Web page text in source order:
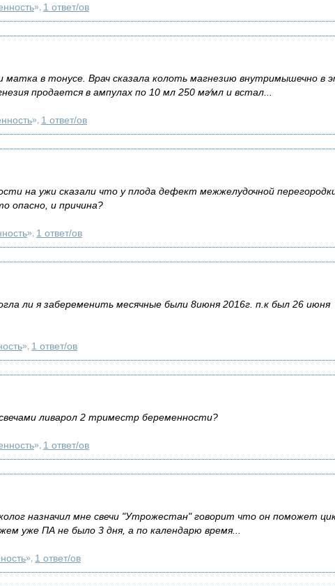
», 1 ответ/ов
матка в тонусе. Врач сказала колоть магнезию внутримышечно в
продается в ампулах по 10 мл 250 мг⁄мл и встал...
», 1 ответ/ов
на ужи сказали что у плода дефект межжелудочной
опасно, и причина?
», 1 ответ/ов
ли я забеременить месячные были 8июня 2016г. п.к был 26 июня
», 1 ответ/ов
ливарол 2 триместр беременности?
», 1 ответ/ов
назначил мне свечи "Утрожестан" говорит что он поможет
уже ПА не было 3 дня, а по календарю время...
», 1 ответ/ов